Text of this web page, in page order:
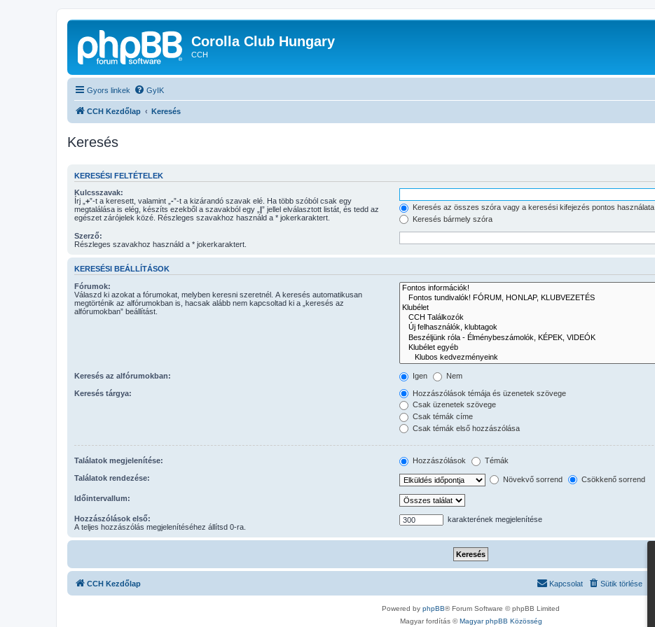
Corolla Club Hungary
CCH
Gyors linkek GyIK
CCH Kezdőlap Keresés
Keresés
KERESÉSI FELTÉTELEK
Kulcsszavak:
Írj „ +”-t a keresett, valamint „ -”-t a kizárandó szavak elé. Ha több szóból csak egy
megtalálása is elég, készíts ezekből a szavakból egy „ |” jellel elválasztott listát, és tedd az
egészet zárójelek közé. Részleges szavakhoz használd a * jokerkaraktert.
Keresés az összes szóra vagy a keresési kifejezés pontos használata
Keresés bármely szóra
Szerző:
Részleges szavakhoz használd a * jokerkaraktert.
KERESÉSI BEÁLLÍTÁSOK
Fórumok:
Válaszd ki azokat a fórumokat, melyben keresni szeretnél. A keresés automatikusan
megtörténik az alfórumokban is, hacsak alább nem kapcsoltad ki a „keresés az
alfórumokban” beállítást.
Keresés az alfórumokban: Igen Nem
Keresés tárgya:
Hozzászólások témája és üzenetek szövege
Csak üzenetek szövege
Csak témák címe
Csak témák első hozzászólása
Találatok megjelenítése: Hozzászólások Témák
Találatok rendezése: Növekvő sorrend Csökkenő sorrend
Időintervallum:
Hozzászólások első:
A teljes hozzászólás megjelenítéséhez állítsd 0-ra.
karakterének megjelenítése
CCH Kezdőlap Sütik törlése
Kapcsolat
Powered by phpBB® Forum Software © phpBB Limited
Magyar fordítás ©Magyar phpBB Közösség